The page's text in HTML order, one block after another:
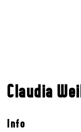
Claudia
Info